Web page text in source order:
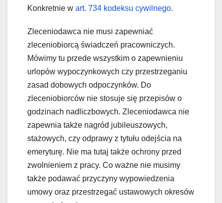
Konkretnie w art. 734 kodeksu cywilnego.
Zleceniodawca nie musi zapewniać
zleceniobiorcą świadczeń pracowniczych.
Mówimy tu przede wszystkim o zapewnieniu
urlopów wypoczynkowych czy przestrzeganiu
zasad dobowych odpoczynków. Do
zleceniobiorców nie stosuje się przepisów o
godzinach nadliczbowych. Zleceniodawca nie
zapewnia także nagród jubileuszowych,
stażowych, czy odprawy z tytułu odejścia na
emeryturę. Nie ma tutaj także ochrony przed
zwolnieniem z pracy. Co ważne nie musimy
także podawać przyczyny wypowiedzenia
umowy oraz przestrzegać ustawowych okresów